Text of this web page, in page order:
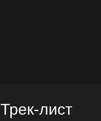
Трек-лист